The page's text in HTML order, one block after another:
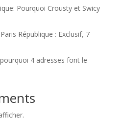
Pourquoi Crousty et Swicy
République : Exclusif, 7
4 adresses font le